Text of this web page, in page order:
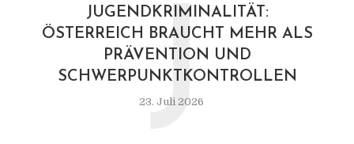
JUGENDKRIMINALITÄT:
ÖSTERREICH BRAUCHT MEHR ALS
PRÄVENTION UND
SCHWERPUNKTKONTROLLEN
23. Juli 2026
J